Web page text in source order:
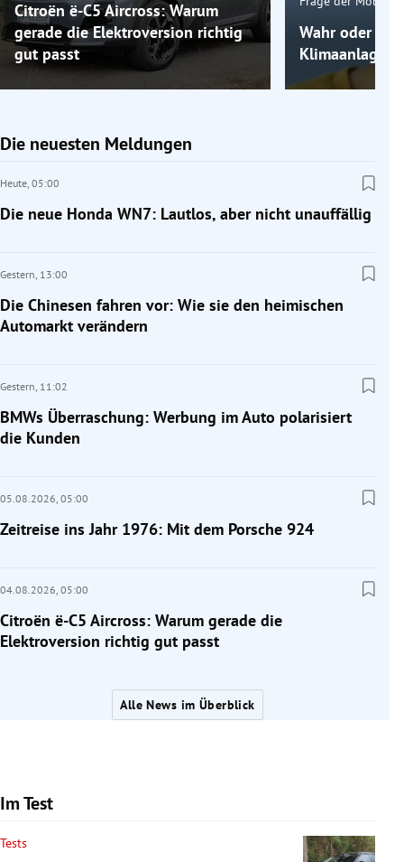
Citroën ë-C5 Aircross: Warum
gerade die Elektroversion richtig
gut passt
Wahr oder
Klimaanlage
Die neuesten Meldungen
Heute, 05:00
Die neue Honda WN7: Lautlos, aber nicht unauffällig
Gestern, 13:00
Die Chinesen fahren vor: Wie sie den heimischen
Automarkt verändern
Gestern, 11:02
BMWs Überraschung: Werbung im Auto polarisiert
die Kunden
05.08.2026, 05:00
Zeitreise ins Jahr 1976: Mit dem Porsche 924
04.08.2026, 05:00
Citroën ë-C5 Aircross: Warum gerade die
Elektroversion richtig gut passt
Alle News im Überblick
Im Test
Tests